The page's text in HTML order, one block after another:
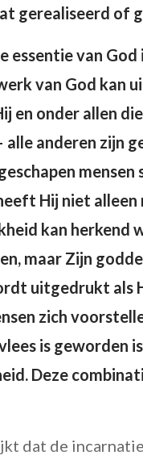
gerealiseerd of
essentie van
van God kan
en onder allen
anderen zijn
Hij niet
kan herkend
maar Zijn
uitgedrukt als
zich
is geworden
Deze
dat de